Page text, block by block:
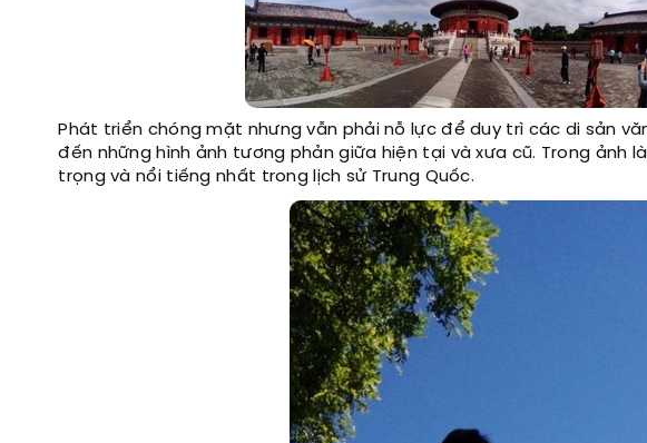
Phát triển chóng mặt nhưng vẫn phải nỗ lực để duy trì các di sản
đến những hình ảnh tương phản giữa hiện tại và xưa cũ. Trong ảnh
trọng và nổi tiếng nhất trong lịch sử Trung Quốc.